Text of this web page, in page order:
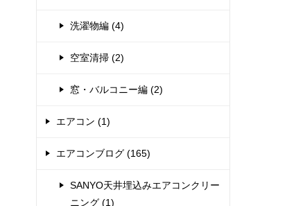
洗濯物編 (4)
空室清掃 (2)
窓・バルコニー編 (2)
エアコン (1)
エアコンブログ (165)
SANYO天井埋込みエアコンクリー
ニング (1)